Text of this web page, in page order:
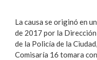
La causa se originó en
de 2017 por la
de la Policía de la
Comisaría 16 tomara